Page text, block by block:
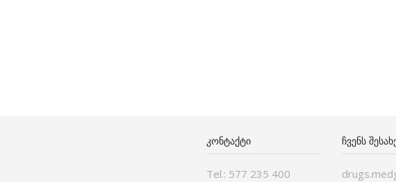
ᲙᲝᲜᲢᲐᲥᲢᲘ
Tel.: 577 235 400
ᲩᲕᲔᲜᲡ